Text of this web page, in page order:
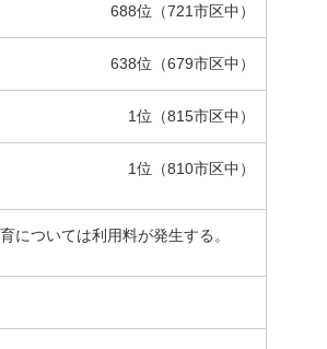
688位（721市区中）
638位（679市区中）
1位（815市区中）
1位（810市区中）
ついては利用料が発生する。